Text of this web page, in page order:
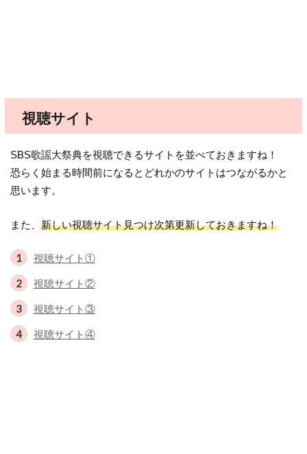
視聴サイト
SBS歌謡大祭典を視聴できるサイトを並べておきますね！
恐らく始まる時間前になるとどれかのサイトはつながるかと
思います。
また、新しい視聴サイト見つけ次第更新しておきますね！
視聴サイト①
視聴サイト②
視聴サイト③
視聴サイト④